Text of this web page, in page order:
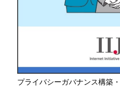
プライバシーガバナンス構築